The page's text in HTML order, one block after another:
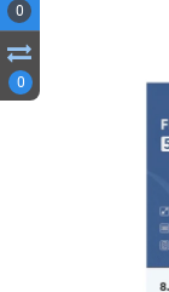
0
0